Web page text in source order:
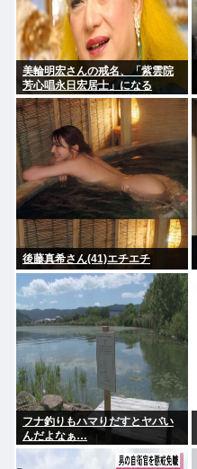
美輪明宏さんの戒名、「紫雲院
芳心唱永日宏居士」になる
後藤真希さん(41)エチエチ
フナ釣りもハマりだすとヤバい
んだよなぁ…